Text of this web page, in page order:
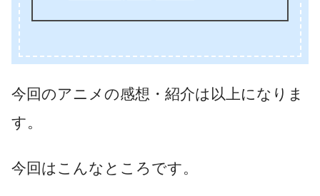
今回のアニメの感想・紹介は以上になりま
す。
今回はこんなところです。